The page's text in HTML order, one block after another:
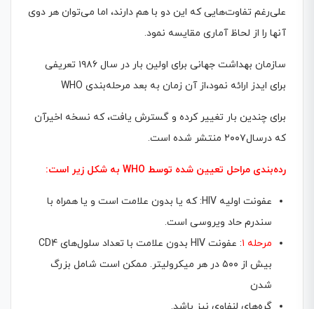
علی‌رغم تفاوت‌هایی که این دو با هم دارند، اما می‌توان هر دوی
آنها را از لحاظ آماری مقایسه نمود.
سازمان بهداشت جهانی برای اولین بار در سال ۱۹۸۶ تعریفی
برای ایدز ارائه نمود،از آن زمان به بعد مرحله‌بندی WHO
برای چندین بار تغییر کرده و گسترش یافت، که نسخه اخیرآن
که درسال۲۰۰۷ منتشر شده ‌است.
رده‌بندی مراحل تعیین شده توسط WHO به شکل زیر است:
عفونت اولیه HIV: که یا بدون علامت است و یا همراه با
سندرم حاد ویروسی است.
مرحله ۱
: عفونت HIV بدون علامت با تعداد سلول‌های CD4
بیش از ۵۰۰ در هر میکرولیتر. ممکن است شامل بزرگ
شدن